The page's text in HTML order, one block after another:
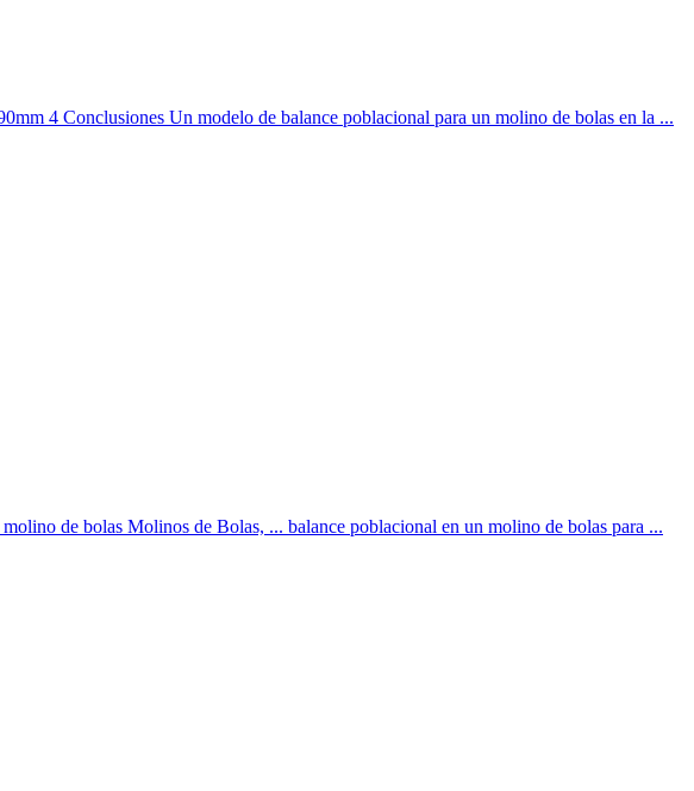
4 Conclusiones Un modelo de balance poblacional para un molino de bolas en la ...
de bolas Molinos de Bolas, ... balance poblacional en un molino de bolas para ...